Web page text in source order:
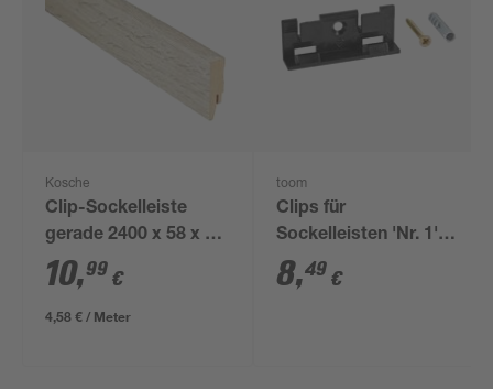
Kosche
Clip-Sockelleiste
gerade 2400 x 58 x 16
mm Schlosseiche
10,99 €
4,58 € / Meter
toom
Clips für
Sockelleisten 'Nr. 1'
schwarz, 20 Stück
8,49 €